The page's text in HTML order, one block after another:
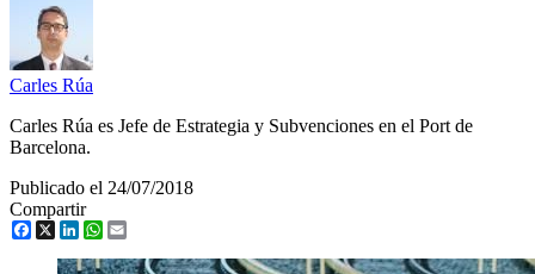
Carles Rúa
Carles Rúa es Jefe de Estrategia y Subvenciones en el Port de
Barcelona.
Publicado el 24/07/2018
Compartir
Facebook
X LinkedInWhatsApp